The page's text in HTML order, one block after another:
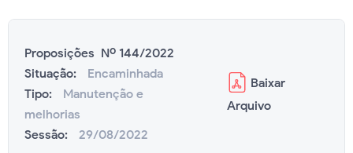
Proposições Nº 144/2022
Situação:
Encaminhada
Tipo:
Manutenção e
melhorias
Sessão:
29/08/2022
Baixar
Arquivo